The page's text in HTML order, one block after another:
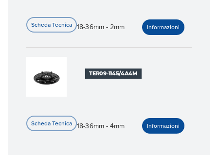
18-36mm - 2mm
TER09-1145/4A4M
18-36mm - 4mm